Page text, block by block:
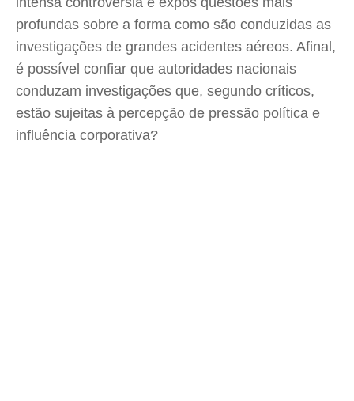
profundas sobre a forma como são conduzidas as
investigações de grandes acidentes aéreos. Afinal,
é possível confiar que autoridades nacionais
conduzam investigações que, segundo críticos,
estão sujeitas à percepção de pressão política e
influência corporativa?